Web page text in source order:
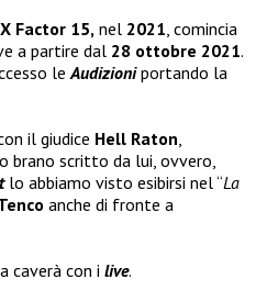
X Factor 15, nel 2021 , comincia
a partire dal 28 ottobre 2021.
le Audizioniportando la
con il giudice Hell Raton
brano scritto da lui, ovvero,
lo abbiamo visto esibirsi nel “La
anche di fronte a
caverà con i live.